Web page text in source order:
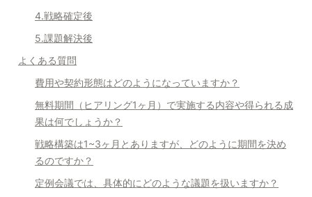
4.戦略確定後
5.課題解決後
よくある質問
費用や契約形態はどのようになっていますか？
無料期間（ヒアリング1ヶ月）で実施する内容や得られる成
果は何でしょうか？
戦略構築は1~3ヶ月とありますが、どのように期間を決め
るのですか？
定例会議では、具体的にどのような議題を扱いますか？